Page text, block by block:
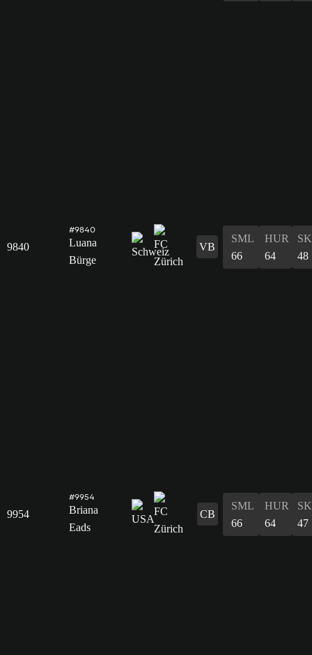
9840
#9840
Luana
Bürge
VB
SML
66
HUR
64
48
9954
#9954
Briana
Eads
CB
SML
66
HUR
64
47